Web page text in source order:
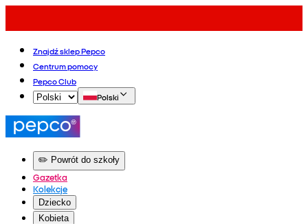
Znajdź sklep Pepco
Centrum pomocy
Pepco Club
Polski
✏️ Powrót do szkoły
Gazetka
Kolekcje
Dziecko
Kobieta